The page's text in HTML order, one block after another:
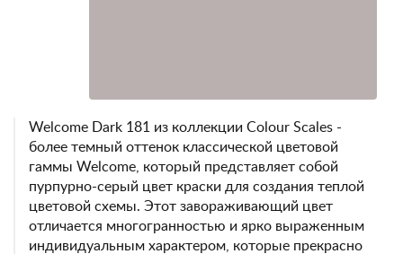
Welcome Dark 181 из коллекции Colour Scales -
более темный оттенок классической цветовой
гаммы Welcome, который представляет собой
пурпурно-серый цвет краски для создания теплой
цветовой схемы. Этот завораживающий цвет
отличается многогранностью и ярко выраженным
индивидуальным характером, которые прекрасно